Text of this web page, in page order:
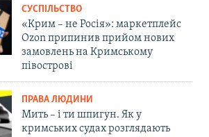
СУСПІЛЬСТВО
«Крим – не Росія»: маркетплейс
Ozon припинив прийом нових
замовлень на Кримському
півострові
ПРАВА ЛЮДИНИ
Мить – і ти шпигун. Як у
кримських судах розглядають